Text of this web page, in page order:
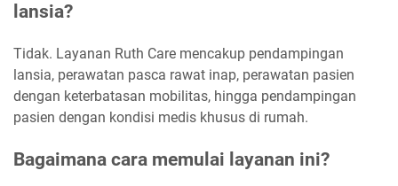
lansia?
Tidak. Layanan Ruth Care mencakup pendampingan
lansia, perawatan pasca rawat inap, perawatan pasien
dengan keterbatasan mobilitas, hingga pendampingan
pasien dengan kondisi medis khusus di rumah.
Bagaimana cara memulai layanan ini?